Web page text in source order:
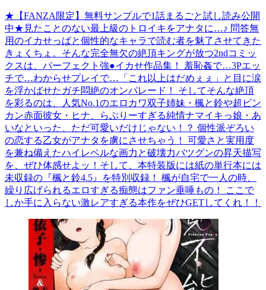
★【FANZA限定】無料サンプルで1話まるごと試し読み公開
中★見たことのない最上級のトロイキをアナタに…♪ 問答無
用のイカせっぱと個性的なキャラで読む者を魅了させてきた
きょくちょ。そんな完全無欠の絶頂キングが放つ2ndコミッ
クスは、パーフェクト強●イカせ作品集！ 羞恥姦で…3Pエッ
チで…わからせプレイで…「これ以上はだめぇぇ」と目に涙
を浮かばせたガチ悶絶のオンパレード！ そしてそんな絶頂
を彩るのは、人気No.1のエロカワ双子姉妹・楓と鈴や超ビン
カン赤面彼女・ヒナ、らぶりーすぎる純情ナマイキっ娘・あ
いなといった、ただ可愛いだけじゃない！？ 個性派ぞろい
の恋する乙女がアナタを虜にさせちゃう！ 可愛さと実用度
を兼ね備えたハイレベルな画力と破壊力バツグンの昇天描写
を、ぜひ体感せよッ！そして、本特装版には紙の単行本には
未収録の『楓と鈴4.5』を特別収録！ 楓が自宅で一人の時、
繰り広げられるエロすぎる痴態はファン垂唾もの！ ここで
しか手に入らない激レアすぎる本作をぜひGETしてくれ！！